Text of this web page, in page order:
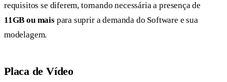
requisitos se diferem, tornando necessária a presença de
11GB ou mais para suprir a demanda do Software e sua
modelagem.
Placa de Vídeo